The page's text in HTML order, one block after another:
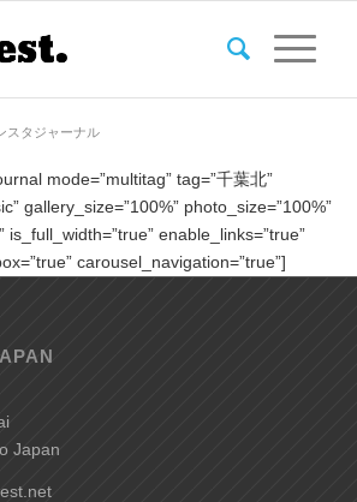
スタジャーナル
mode=”multitag” tag=”千葉北”
gallery_size=”100%” photo_size=”100%”
is_full_width=”true” enable_links=”true”
carousel_navigation=”true”]
Japan